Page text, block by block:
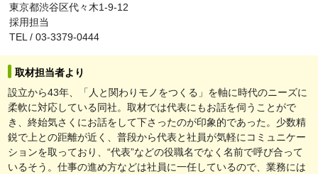
東京都渋谷区代々木1-9-12
採用担当
TEL / 03-3379-0444
取材担当者より
設立から43年、「人と関わりモノをつくる」を軸に時代のニーズに
柔軟に対応している同社。取材では代表にもお話を伺うことがで
き、終始気さくにお話をして下さったのが印象的であった。少数精
鋭で上との距離が近く、普段から代表と社員が気軽にコミュニケー
ションを取っており、“代表”などの役職名でなく名前で呼び合って
いるそう。仕事の進め方などは社員に一任しているので、業務には